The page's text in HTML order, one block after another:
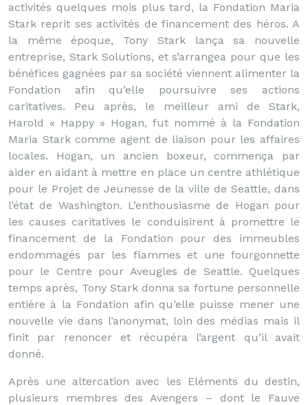
activités quelques mois plus tard, la Fondation Maria
Stark reprit ses activités de financement des héros. A
la même époque, Tony Stark lança sa nouvelle
entreprise, Stark Solutions, et s’arrangea pour que les
bénéfices gagnées par sa société viennent alimenter la
Fondation afin qu’elle poursuivre ses actions
caritatives. Peu après, le meilleur ami de Stark,
Harold « Happy » Hogan, fut nommé à la Fondation
Maria Stark comme agent de liaison pour les affaires
locales. Hogan, un ancien boxeur, commença par
aider en aidant à mettre en place un centre athlétique
pour le Projet de Jeunesse de la ville de Seattle, dans
l’état de Washington. L’enthousiasme de Hogan pour
les causes caritatives le conduisirent à promettre le
financement de la Fondation pour des immeubles
endommagés par les flammes et une fourgonnette
pour le Centre pour Aveugles de Seattle. Quelques
temps après, Tony Stark donna sa fortune personnelle
entière à la Fondation afin qu’elle puisse mener une
nouvelle vie dans l’anonymat, loin des médias mais il
finit par renoncer et récupéra l’argent qu’il avait
donné.
Après une altercation avec les Eléments du destin,
plusieurs membres des Avengers – dont le Fauve